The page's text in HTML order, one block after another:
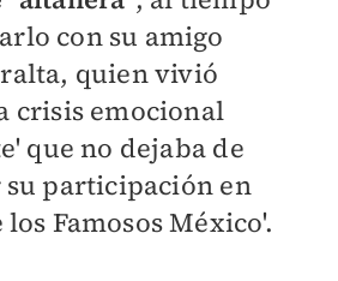
con su amigo
quien vivió
crisis emocional
que no dejaba de
participación en
los Famosos México'.